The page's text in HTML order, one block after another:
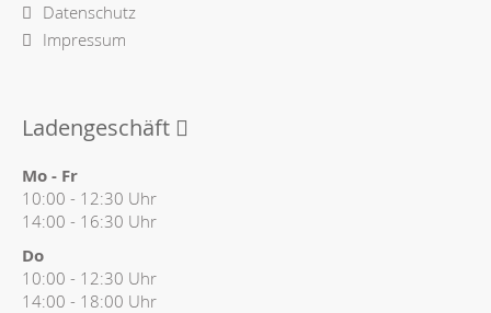
Datenschutz
Impressum
Ladengeschäft
Mo - Fr
10:00 - 12:30 Uhr
14:00 - 16:30 Uhr
Do
10:00 - 12:30 Uhr
14:00 - 18:00 Uhr